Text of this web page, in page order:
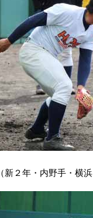
（新２年・内野手・横